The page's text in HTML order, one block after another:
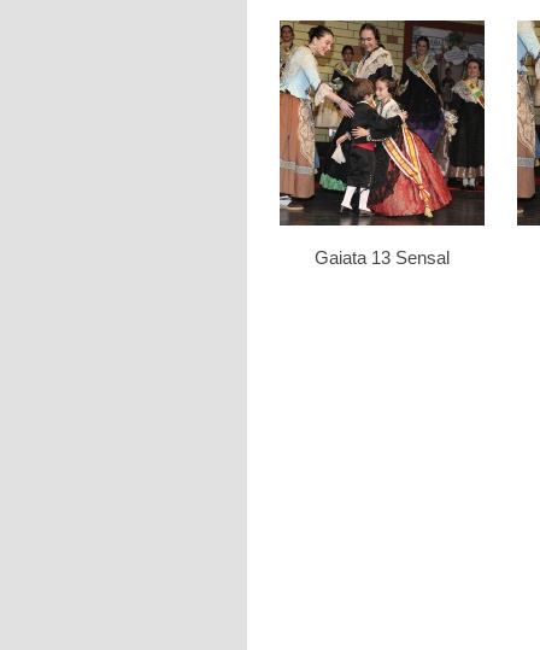
Gaiata 13 Sensal